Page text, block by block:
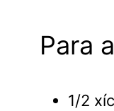
Para
1/2